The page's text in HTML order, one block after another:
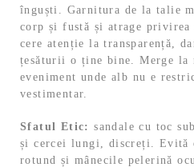
înguști. Garnitura de la talie
corp și fustă și atrage privirea
cere atenție la transparență,
țesăturii o ține bine. Merge la
eveniment unde alb nu e
vestimentar.
Sfatul Etic: sandale cu toc
și cercei lungi, discreți. Evită
rotund și mânecile pelerină